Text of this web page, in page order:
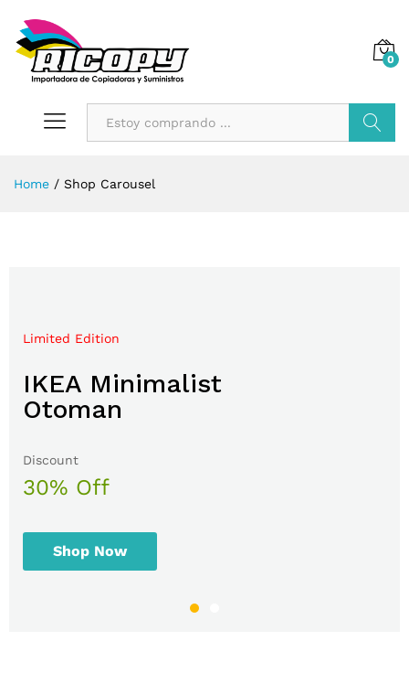
0
Home / Shop Carousel
Limited Edition
IKEA Minimalist
Otoman
Discount
30% Off
Shop Now
Mega Sale Nov 2017
Double Combo With
The Body Shop
Sale up to
50% Off
Shop Now